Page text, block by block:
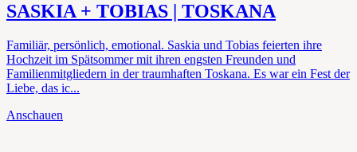
SASKIA + TOBIAS | TOSKANA
Familiär, persönlich, emotional. Saskia und Tobias feierten ihre
Hochzeit im Spätsommer mit ihren engsten Freunden und
Familienmitgliedern in der traumhaften Toskana. Es war ein Fest der
Liebe, das ic...
Anschauen